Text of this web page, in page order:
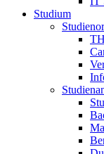
Studium